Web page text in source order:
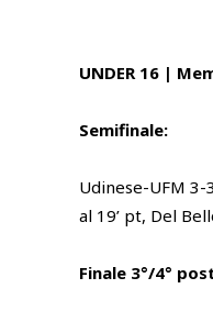
UNDER 16 |
Semifinale:
Udinese-UFM 3-
al 19’ pt, Del
Finale 3°/4°